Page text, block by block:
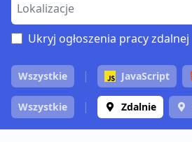
Ukryj ogłoszenia pracy zdalnej
Wszystkie JavaScript
Wszystkie Zdalnie